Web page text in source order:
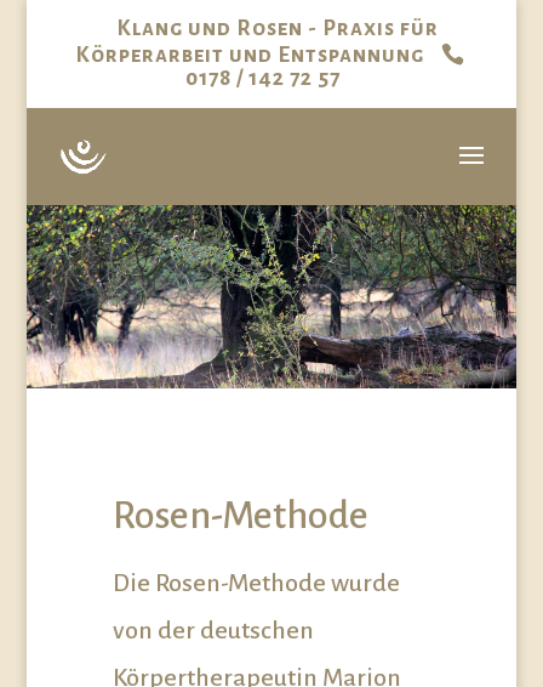
Klang und Rosen - Praxis für
Körperarbeit und Entspannung
0178 / 142 72 57
Rosen-Methode
Die Rosen-Methode wurde
von der deutschen
Körpertherapeutin Marion